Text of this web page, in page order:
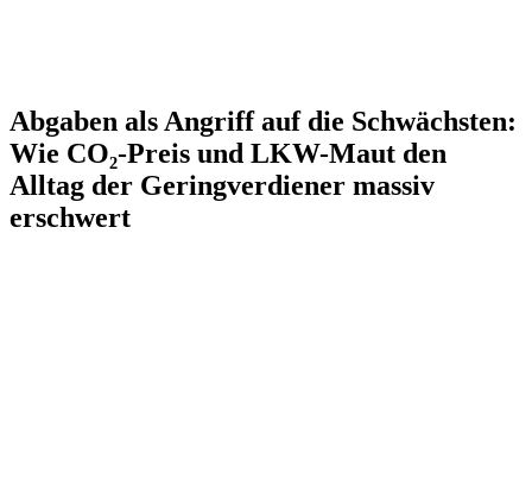
Abgaben als Angriff auf die Schwächsten:
Wie CO₂-Preis und LKW-Maut den
Alltag der Geringverdiener massiv
erschwert